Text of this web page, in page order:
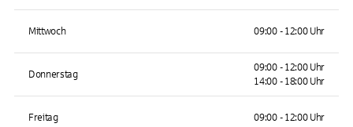
Mittwoch 09:00 - 12:00 Uhr
Donnerstag
09:00 - 12:00 Uhr
14:00 - 18:00 Uhr
Freitag 09:00 - 12:00 Uhr